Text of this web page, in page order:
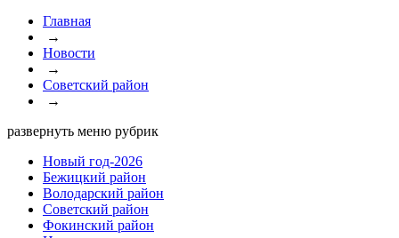
Главная
→
Новости
→
Советский район
→
развернуть меню рубрик
Новый год-2026
Бежицкий район
Володарский район
Советский район
Фокинский район